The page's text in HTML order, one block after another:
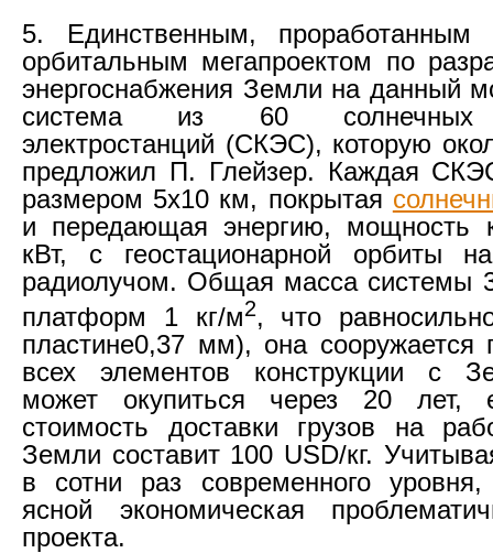
5. Единственным, проработанным
орбитальным мегапроектом по
энергоснабжения Земли на данный
система из 60 солнечных
электростанций (СКЭС), которую
предложил П. Глейзер. Каждая
размером 5х10 км, покрытая
и передающая энергию, мощность
кВт, с геостационарной орбиты
радиолучом. Общая масса системы
платформ 1 кг/м2, что
пластине0,37 мм), она сооружается
всех элементов конструкции с
может окупиться через 20 лет,
стоимость доставки грузов на
Земли составит 100 USD/кг.
в сотни раз современного уровня,
ясной экономическая
проекта.